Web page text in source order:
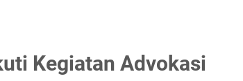
Kegiatan Advokasi